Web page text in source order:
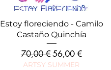
Aperçu rapide
Estoy floreciendo - Camilo
Castaño Quinchía
Prix original
70,00 €Prix promotionnel
56,00 €
ARTSY SUMMER